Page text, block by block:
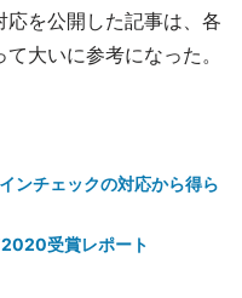
応を公開した記事は、各
大いに参考になった。
ンチェックの対応から得ら
受賞レポート